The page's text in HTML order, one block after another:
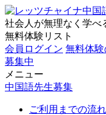
社会人が無理なく学べ
無料体験リスト
会員ログイン 無料体
募集中
メニュー
中国語先生募集
ご利用までの流れ